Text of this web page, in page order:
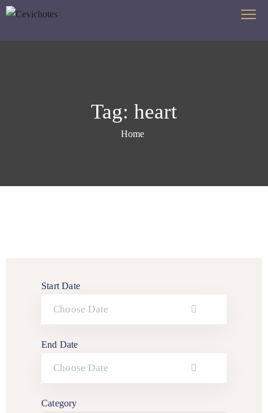
Tag: heart
Home
Start Date
End Date
Category